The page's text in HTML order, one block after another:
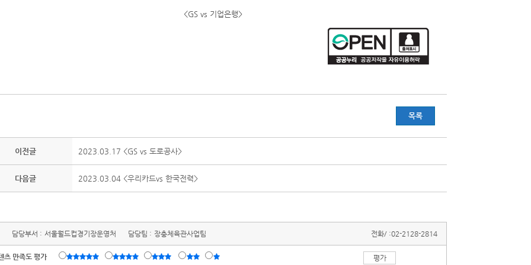
<GS vs 기업은행>
목록
이전글 2023.03.17 <GS vs 도로공사>
다음글 2023.03.04 <우리카드vs 한국전력>
담당부서 : 서울월드컵경기장운영처 담당팀 : 장충체육관사업팀 전화/ :02-2128-2814
츠 만족도 평가